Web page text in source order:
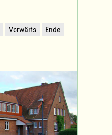
Vorwärts Ende